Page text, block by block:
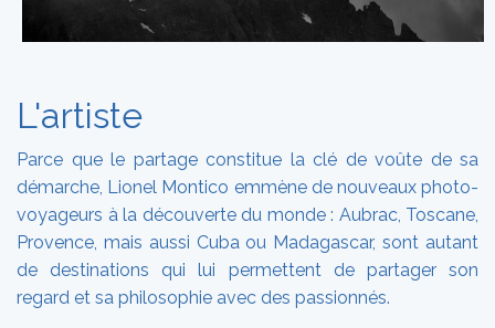
L'artiste
Parce que le partage constitue la clé de voûte de sa
démarche, Lionel Montico emmène de nouveaux photo-
voyageurs à la découverte du monde : Aubrac, Toscane,
Provence, mais aussi Cuba ou Madagascar, sont autant
de destinations qui lui permettent de partager son
regard et sa philosophie avec des passionnés.